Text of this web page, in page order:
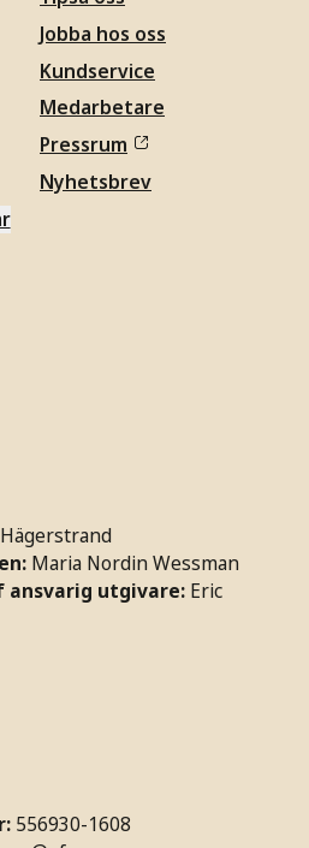
Jobba hos oss
Kundservice
Medarbetare
Pressrum
Nyhetsbrev
Maria Nordin Wessman
ansvarig utgivare: Eric
556930-1608